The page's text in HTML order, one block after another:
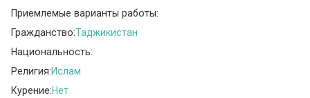
Приемлемые варианты работы:
Гражданство:Таджикистан
Национальность:
Религия:Ислам
Курение:Нет